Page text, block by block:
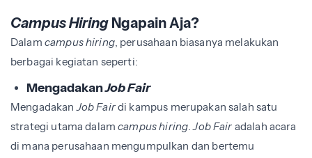
Campus Hiring Ngapain Aja?
Dalam campus hiring, perusahaan biasanya melakukan
berbagai kegiatan seperti:
MengadakanJob Fair
MengadakanJob Fairdi kampus merupakan salah satu
strategi utama dalamcampus hiring.Job Fair adalah acara
di mana perusahaan mengumpulkan dan bertemu